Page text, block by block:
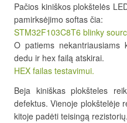
Pačios kiniškos plokštelės
pamirksėjimo softas čia:
STM32F103C8T6 blinky
O patiems nekantriausiams
dedu ir hex failą atskirai.
HEX failas testavimui.
Beja kiniškas plokšteles
defektus. Vienoje plokštelėje
kitoje padėti teisingą rezistorių.